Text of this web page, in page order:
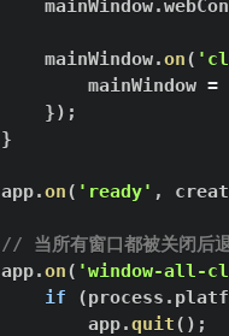
    mainWindow
.
    mainWindow
.on(
        mainWindow
=
}) ;
}
app.on( 'ready' ,
// 当所有窗口都被关闭后
app.on( 'window-all-
if
(process .
        app
.quit( ) ;